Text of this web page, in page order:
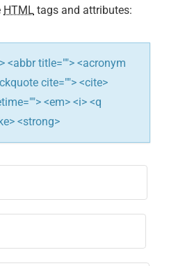
HTML tags and attributes:
<abbr title=""> <acronym
cite=""> <cite>
<em> <i> <q
<strong>